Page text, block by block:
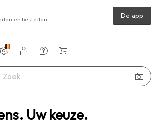
Uw keuze.
en bestellen De app
All Black Stekker 19 cm 11 inch